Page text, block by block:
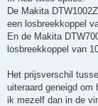
De Makita
een losbreekkoppel
En de Makita
losbreekkoppel van
Het prijsverschil
uiteraard geneigd
ik mezelf dan in de